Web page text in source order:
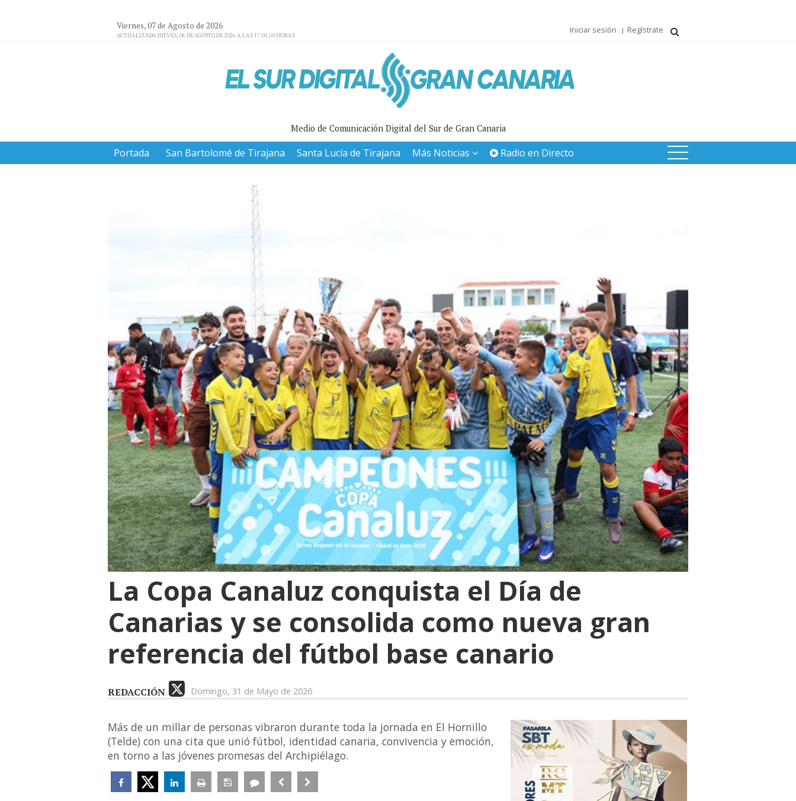
Viernes, 07 de Agosto de 2026
ACTUALIZADA JUEVES, 06 DE AGOSTO DE 2026 A LAS 17:01:50 HORAS
Iniciar sesión Regístrate
Medio de Comunicación Digital del Sur de Gran Canaria
Portada San Bartolomé de Tirajana Santa Lucía de Tirajana Más Noticias Radio en Directo
La Copa Canaluz conquista el Día de
Canarias y se consolida como nueva gran
referencia del fútbol base canario
REDACCIÓN Domingo, 31 de Mayo de 2026
Más de un millar de personas vibraron durante toda la jornada en El Hornillo
(Telde) con una cita que unió fútbol, identidad canaria, convivencia y emoción,
en torno a las jóvenes promesas del Archipiélago.